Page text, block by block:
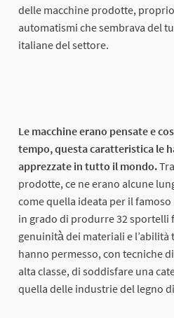
delle macchine prodotte,
automatismi che sembrava del
italiane del settore.
Le macchine erano pensate e
tempo, questa caratteristica le
apprezzate in tutto il mondo.
prodotte, ce ne erano alcune
come quella ideata per il
in grado di produrre 32 sportelli
genuinità̀ dei materiali e
hanno permesso, con tecniche
alta classe, di soddisfare una
quella delle industrie del legno